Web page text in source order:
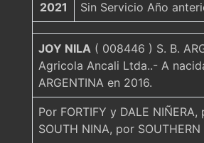
2021 Sin Servicio Año
JOY NILA ( 008446 ) S. B.
Agricola Ancali Ltda..- A
ARGENTINA en 2016.
Por FORTIFY y DALE
SOUTH NINA, por SOUTHERN